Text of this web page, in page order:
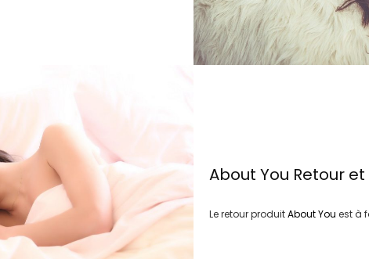
About You Retour
Le retour produitAbout You est à